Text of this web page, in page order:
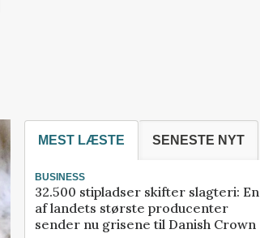
MEST LÆSTE SENESTE NYT
BUSINESS
32.500 stipladser skifter slagteri: En
af landets største producenter
sender nu grisene til Danish Crown